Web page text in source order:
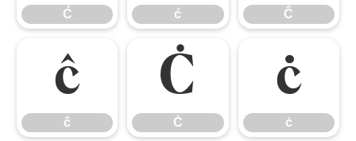
Ć ć Ĉ
ĉ
ĉ
Ċ
Ċ
ċ
ċ